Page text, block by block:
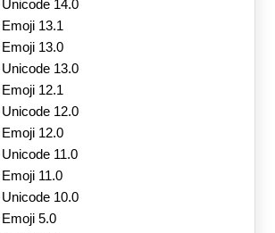
Unicode 14.0
Emoji 13.1
Emoji 13.0
Unicode 13.0
Emoji 12.1
Unicode 12.0
Emoji 12.0
Unicode 11.0
Emoji 11.0
Unicode 10.0
Emoji 5.0